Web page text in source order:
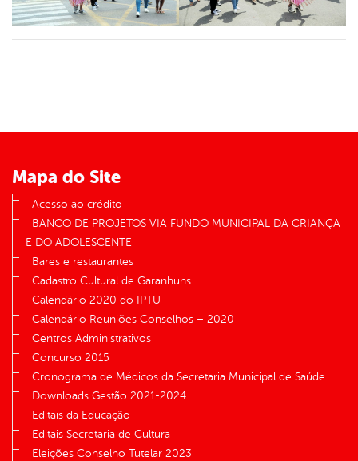
Mapa do Site
Acesso ao crédito
BANCO DE PROJETOS VIA FUNDO MUNICIPAL DA CRIANÇA
E DO ADOLESCENTE
Bares e restaurantes
Cadastro Cultural de Garanhuns
Calendário 2020 do IPTU
Calendário Reuniões Conselhos – 2020
Centros Administrativos
Concurso 2015
Cronograma de Médicos da Secretaria Municipal de Saúde
Downloads Gestão 2021-2024
Editais da Educação
Editais Secretaria de Cultura
Eleições Conselho Tutelar 2023